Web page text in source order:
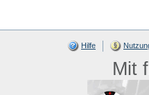
Hilfe
Mit